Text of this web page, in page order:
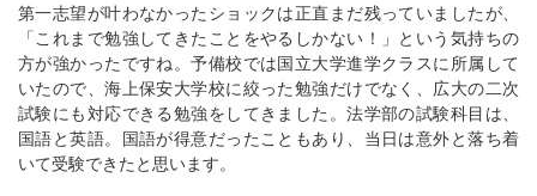
第一志望が叶わなかったショックは正直まだ残っていましたが、
「これまで勉強してきたことをやるしかない！」という気持ちの
方が強かったですね。予備校では国立大学進学クラスに所属して
いたので、海上保安大学校に絞った勉強だけでなく、広大の二次
試験にも対応できる勉強をしてきました。法学部の試験科目は、
国語と英語。国語が得意だったこともあり、当日は意外と落ち着
いて受験できたと思います。